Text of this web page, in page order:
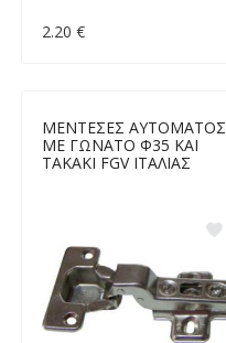
2.20 €
ΜΕΝΤΕΣΕΣ ΑΥΤΟΜΑΤΟΣ
ΜΕ ΓΩΝΑΤΟ Φ35 ΚΑΙ
ΤΑΚΑΚΙ FGV ΙΤΑΛΙΑΣ